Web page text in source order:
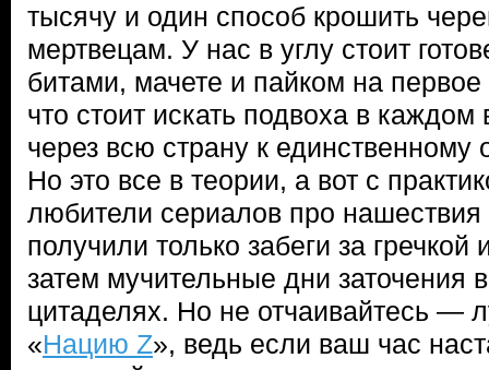
тысячу и один способ крошить
мертвецам. У нас в углу стоит
битами, мачете и пайком на
что стоит искать подвоха в каждом
через всю страну к единственному
Но это все в теории, а вот с
любители сериалов про
получили только забеги за гречкой
затем мучительные дни заточения
цитаделях. Но не отчаивайтесь —
«Нацию Z», ведь если ваш час